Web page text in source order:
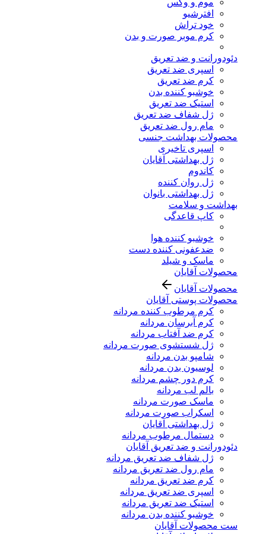
موم و وکس
افترشیو
خود تراش
کرم موبر صورت و بدن
دئودورانت و ضد تعریق
اسپری ضد تعریق
کرم ضد تعریق
خوشبو کننده بدن
استیک ضد تعریق
ژل شفاف ضد تعریق
مام رول ضد تعریق
محصولات بهداشت جنسی
اسپری تاخیری
ژل بهداشتی آقایان
کاندوم
ژل روان کننده
ژل بهداشتی بانوان
بهداشت و سلامت
کاپ قاعدگی
خوشبو کننده هوا
ضدعفونی کننده دست
ماسک و شیلد
محصولات آقایان
محصولات آقایان
محصولات پوستی آقایان
کرم مرطوب کننده مردانه
کرم آبرسان مردانه
کرم ضد آفتاب مردانه
ژل شستشوی صورت مردانه
شامپو بدن مردانه
لوسیون بدن مردانه
کرم دور چشم مردانه
بالم لب مردانه
ماسک صورت مردانه
اسکراب صورت مردانه
ژل بهداشتی آقایان
دستمال مرطوب مردانه
دئودورانت و ضد تعریق آقایان
ژل شفاف ضد تعریق مردانه
مام رول ضد تعریق مردانه
کرم ضد تعریق مردانه
اسپری ضد تعریق مردانه
استیک ضد تعریق مردانه
خوشبو کننده بدن مردانه
ست محصولات آقایان